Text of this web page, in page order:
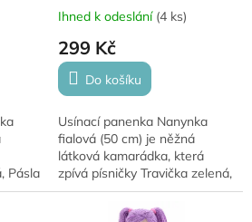
Pásla
Ihned k odeslání (4 ks)
299 Kč
Do košíku
Usínací panenka Nanynka
fialová (50 cm) je něžná
látková kamarádka, která
zpívá písničky Travička zelená,
Pásla ovečky a Halí belí. Po
stisknutí bříška mluví a zpívá,